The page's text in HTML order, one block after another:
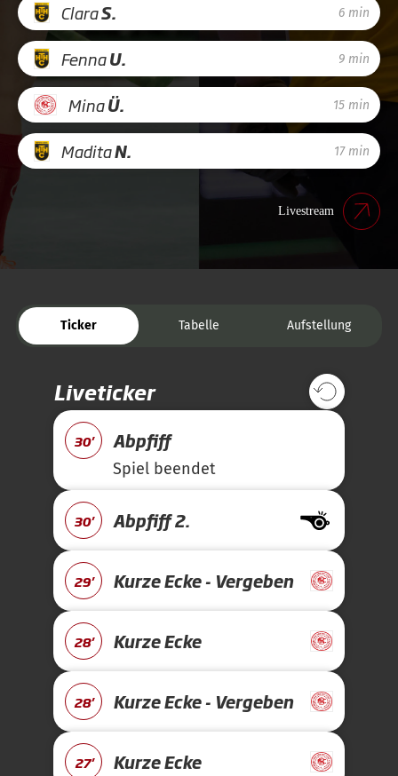
ClaraS. 6 min
FennaU. 9 min
MinaÜ. 15 min
MaditaN. 17 min
Livestream
Ticker Tabelle Aufstellung
Liveticker
30' Abpfiff
Spiel beendet
30' Abpfiff 2.
29' Kurze Ecke - Vergeben
28' Kurze Ecke
28' Kurze Ecke - Vergeben
27' Kurze Ecke